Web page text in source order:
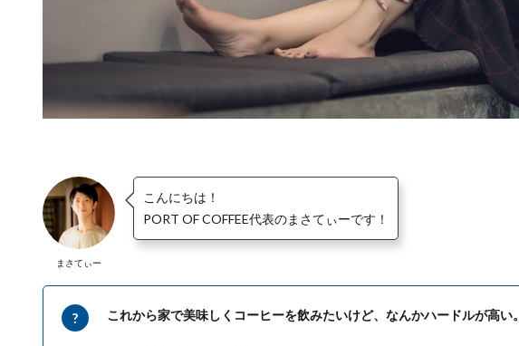
まさてぃー
こんにちは！
PORT OF COFFEE代表のまさてぃーです！
これから家で美味しくコーヒーを飲みたいけど、なんかハードルが高い。